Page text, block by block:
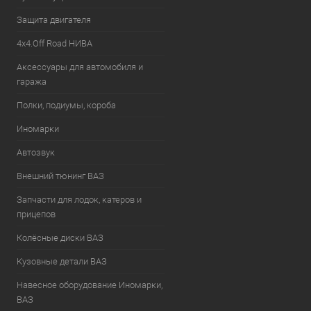
Защита двигателя
4х4.Off Road НИВА
Аксессуары для автомобиля и
гаража
Полки, подиумы, короба
Иномарки
Автозвук
Внешний тюнинг ВАЗ
Запчасти для лодок, катеров и
прицепов
Колёсные диски ВАЗ
Кузовные детали ВАЗ
Навесное оборудование Иномарки,
ВАЗ